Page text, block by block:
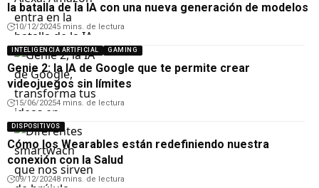
la batalla de la IA con una nueva generación de modelos
10/12/20245 mins. de lectura
INTELIGENCIA ARTIFICIAL GAMING
Genie 2: la IA de Google que te permite crear
videojuegos sin límites
15/06/20254 mins. de lectura
DISPOSITIVOS
Cómo los Wearables están redefiniendo nuestra
conexión con la Salud
09/12/20248 mins. de lectura